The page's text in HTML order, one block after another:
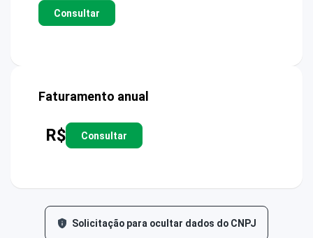
Consultar
Faturamento anual
R$ Consultar
Solicitação para ocultar dados do CNPJ